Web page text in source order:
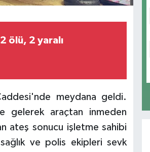
ölü, 2 yaralı
meydana geldi.
gelerek araçtan inmeden
ateş sonucu işletme sahibi
ve polis ekipleri sevk